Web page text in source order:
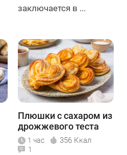
заключается в ...
Плюшки с сахаром из
дрожжевого теста
1 час 356 Ккал
1